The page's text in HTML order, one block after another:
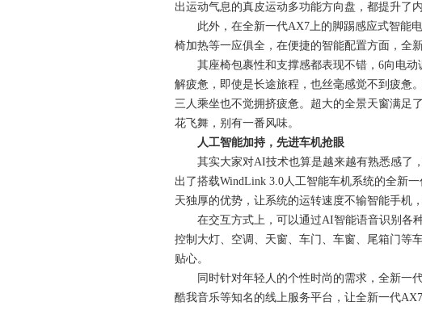
出运动气息的真皮运动多功能方向盘，都提升了
此外，在全新一代AX7上的脚踢感应式智能电
椅加热等一应俱全，在便捷的智能配置方面，全
其座椅包裹性和支撑感都表现不错，6向电动
解疲惫，即使是长途旅程，也丝毫感觉不到疲惫
三人乘坐也不觉拥挤疲惫。超大的全景天窗满足
花飞舞，别有一番风味。
人工智能加持，先进车机抢眼
其实大家对AI技术也算是越来越有熟悉感了，
出了搭载WindLink 3.0人工智能车机系统的全新
天独厚的优势，让系统的运转速度不输智能手机
在交互方式上，可以通过AI智能语音识别各种
控制大灯、空调、天窗、车门、车窗、尾箱门等
贴心。
同时针对年轻人的个性时尚的需求，全新一代
酷我音乐等知名的线上服务平台，让全新一代